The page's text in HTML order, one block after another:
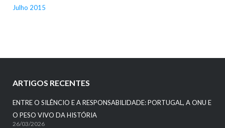
Julho 2015
ARTIGOS RECENTES
ENTRE O SILÊNCIO E A RESPONSABILIDADE: PORTUGAL, A ONU E
O PESO VIVO DA HISTÓRIA
26/03/2026